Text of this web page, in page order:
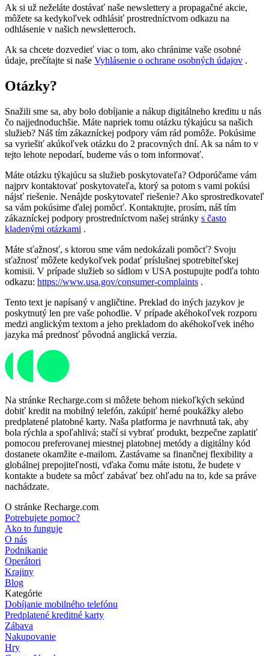
Ak si už neželáte dostávať naše newslettery a propagačné akcie,
môžete sa kedykoľvek odhlásiť prostredníctvom odkazu na
odhlásenie v našich newsletteroch.
Ak sa chcete dozvedieť viac o tom, ako chránime vaše osobné
údaje, prečítajte si naše Vyhlásenie o ochrane osobných údajov .
Otázky?
Snažili sme sa, aby bolo dobíjanie a nákup digitálneho kreditu u nás
čo najjednoduchšie. Máte napriek tomu otázku týkajúcu sa našich
služieb? Náš tím zákazníckej podpory vám rád pomôže. Pokúsime
sa vyriešiť akúkoľvek otázku do 2 pracovných dní. Ak sa nám to v
tejto lehote nepodarí, budeme vás o tom informovať.
Máte otázku týkajúcu sa služieb poskytovateľa? Odporúčame vám
najprv kontaktovať poskytovateľa, ktorý sa potom s vami pokúsi
nájsť riešenie. Nenájde poskytovateľ riešenie? Ako sprostredkovateľ
sa vám pokúsime ďalej pomôcť. Kontaktujte, prosím, náš tím
zákazníckej podpory prostredníctvom našej stránky s často
kladenými otázkami .
Máte sťažnosť, s ktorou sme vám nedokázali pomôcť? Svoju
sťažnosť môžete kedykoľvek podať príslušnej spotrebiteľskej
komisii. V prípade služieb so sídlom v USA postupujte podľa tohto
odkazu: https://www.usa.gov/consumer-complaints .
Tento text je napísaný v angličtine. Preklad do iných jazykov je
poskytnutý len pre vaše pohodlie. V prípade akéhokoľvek rozporu
medzi anglickým textom a jeho prekladom do akéhokoľvek iného
jazyka má prednosť pôvodná anglická verzia.
Na stránke Recharge.com si môžete behom niekoľkých sekúnd
dobiť kredit na mobilný telefón, zakúpiť herné poukážky alebo
predplatené platobné karty. Naša platforma je navrhnutá tak, aby
bola rýchla a spoľahlivá; stačí si vybrať produkt, bezpečne zaplatiť
pomocou preferovanej miestnej platobnej metódy a digitálny kód
dostanete okamžite e-mailom. Zastávame sa finančnej flexibility a
globálnej prepojiteľnosti, vďaka čomu máte istotu, že budete v
kontakte a budete sa môcť zabávať bez ohľadu na to, kde sa práve
nachádzate.
O stránke Recharge.com
Potrebujete pomoc?
Ako to funguje
O nás
Podnikanie
Operátori
Krajiny
Blog
Kategórie
Dobíjanie mobilného telefónu
Predplatené kreditné karty
Zábava
Nakupovanie
Hry